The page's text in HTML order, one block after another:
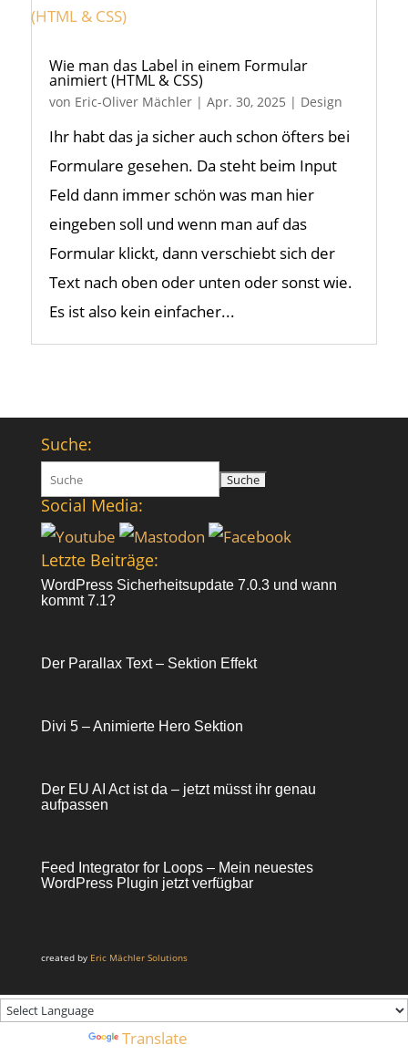
Wie man das Label in einem Formular
animiert (HTML & CSS)
von Eric-Oliver Mächler| Apr. 30, 2025 | Design
Ihr habt das ja sicher auch schon öfters bei
Formulare gesehen. Da steht beim Input
Feld dann immer schön was man hier
eingeben soll und wenn man auf das
Formular klickt, dann verschiebt sich der
Text nach oben oder unten oder sonst wie.
Es ist also kein einfacher...
Suche:
Suchen
nach:
Social Media:
Letzte Beiträge:
WordPress Sicherheitsupdate 7.0.3 und wann
kommt 7.1?
Der Parallax Text – Sektion Effekt
Divi 5 – Animierte Hero Sektion
Der EU AI Act ist da – jetzt müsst ihr genau
aufpassen
Feed Integrator for Loops – Mein neuestes
WordPress Plugin jetzt verfügbar
created by Eric Mächler Solutions
Translate